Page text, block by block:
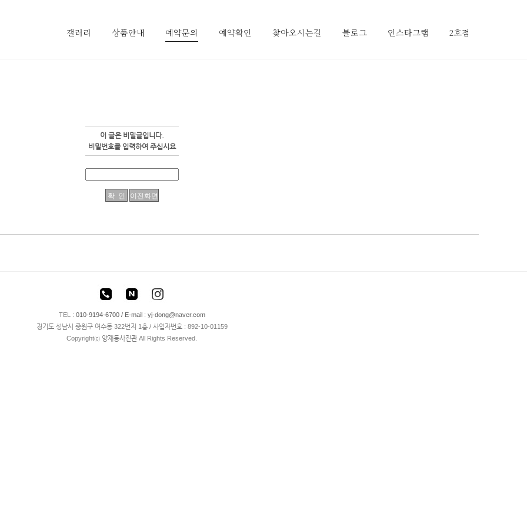
갤러리 상품안내 예약문의 예약확인 찾아오시는길 블로그 인스타그램 2호점
이 글은 비밀글입니다.
비밀번호를 입력하여 주십시요
TEL : 010-9194-6700 / E-mail : yj-dong@naver.com
경기도 성남시 중원구 여수동 322번지 1층 / 사업자번호 : 892-10-01159
Copyrightⓒ 양재동사진관 All Rights Reserved.